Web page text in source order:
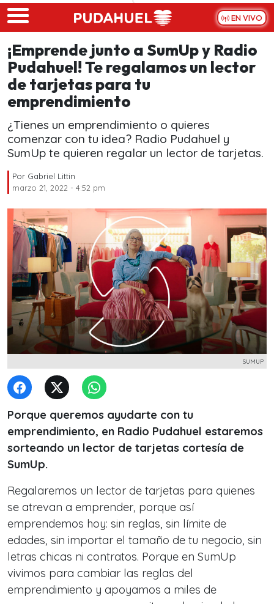
Skip to main content
EN VIVO
¡Emprende junto a SumUp y Radio
Pudahuel! Te regalamos un lector
de tarjetas para tu
emprendimiento
¿Tienes un emprendimiento o quieres
comenzar con tu idea? Radio Pudahuel y
SumUp te quieren regalar un lector de tarjetas.
Por Gabriel Littin
marzo 21, 2022 - 4:52 pm
SUMUP
Porque queremos ayudarte con tu
emprendimiento, en Radio Pudahuel estaremos
sorteando un lector de tarjetas cortesía de
SumUp.
Regalaremos un lector de tarjetas para quienes
se atrevan a emprender, porque así
emprendemos hoy: sin reglas, sin límite de
edades, sin importar el tamaño de tu negocio, sin
letras chicas ni contratos. Porque en SumUp
vivimos para cambiar las reglas del
emprendimiento y apoyamos a miles de